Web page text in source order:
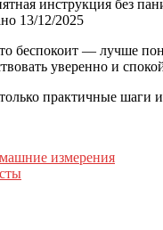
13/12/2025
беспокоит — лучше
уверенно и
практичные шаги и
измерения